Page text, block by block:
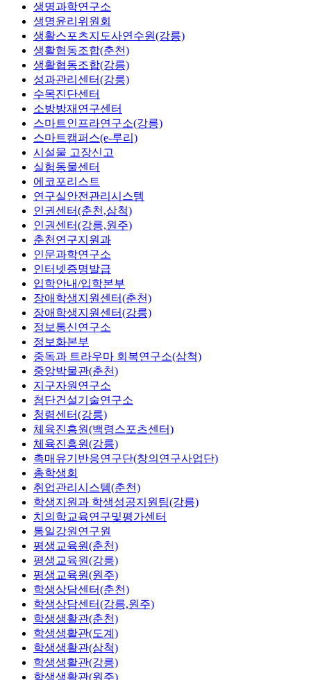
생명과학연구소
생명윤리위원회
생활스포츠지도사연수원(강릉)
생활협동조합(춘천)
생활협동조합(강릉)
성과관리센터(강릉)
수목진단센터
소방방재연구센터
스마트인프라연구소(강릉)
스마트캠퍼스(e-루리)
시설물 고장신고
실험동물센터
에코포리스트
연구실안전관리시스템
인권센터(춘천,삼척)
인권센터(강릉,원주)
춘천연구지원과
인문과학연구소
인터넷증명발급
입학안내/입학본부
장애학생지원센터(춘천)
장애학생지원센터(강릉)
정보통신연구소
정보화본부
중독과 트라우마 회복연구소(삼척)
중앙박물관(춘천)
지구자원연구소
첨단건설기술연구소
청렴센터(강릉)
체육진흥원(백령스포츠센터)
체육진흥원(강릉)
촉매유기반응연구단(창의연구사업단)
총학생회
취업관리시스템(춘천)
학생지원과 학생성공지원팀(강릉)
치의학교육연구및평가센터
통일강원연구원
평생교육원(춘천)
평생교육원(강릉)
평생교육원(원주)
학생상담센터(춘천)
학생상담센터(강릉,원주)
학생생활관(춘천)
학생생활관(도계)
학생생활관(삼척)
학생생활관(강릉)
학생생활관(원주)